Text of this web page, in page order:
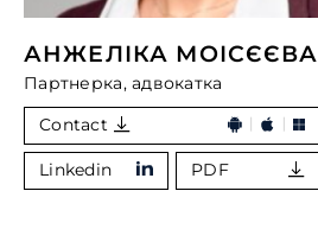
АНЖЕЛІКА МОІСЄЄВА
Партнерка, адвокатка
Contact
Linkedin PDF